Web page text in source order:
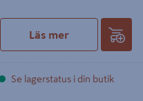
Läs mer
Se lagerstatus i din butik